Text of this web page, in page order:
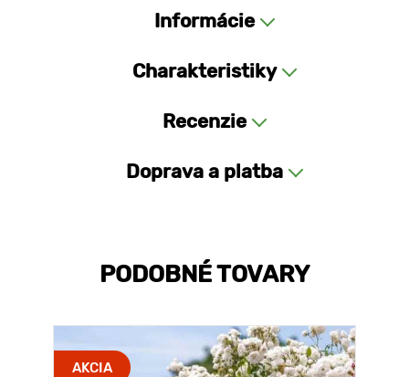
Informácie
Charakteristiky
Recenzie
Doprava a platba
PODOBNÉ TOVARY
AKCIA